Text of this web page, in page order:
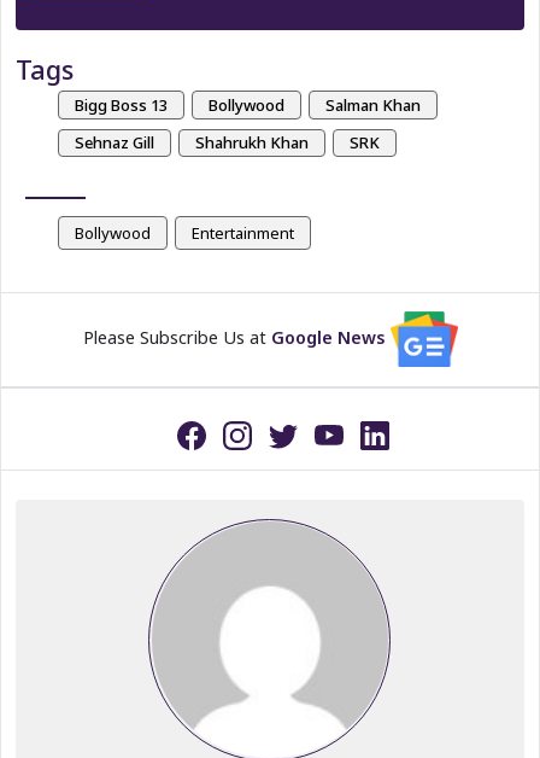
Tags
Bigg Boss 13 Bollywood
Salman Khan
Sehnaz Gill
Shahrukh Khan SRK
Bollywood Entertainment
Please Subscribe Us at Google News